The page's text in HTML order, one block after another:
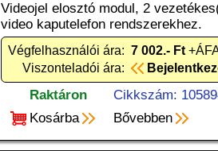
Videojel elosztó modul, 2
video kaputelefon rendszerekhez.
Végfelhasználói ára: 7 002.- Ft
Viszonteladói ára:
Raktáron
Cikkszám:
Kosárba
Bővebben